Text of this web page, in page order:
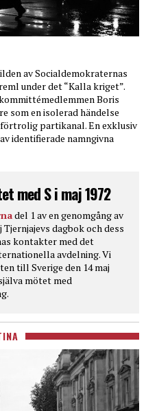
av Socialdemokraternas
under det “Kalla kriget”.
Boris
som en isolerad händelse
partikanal. En exklusiv
identifierade namngivna
med S i maj 1972
del 1 av en genomgång av
dagbok och dess
kontakter med det
avdelning. Vi
till Sverige den 14 maj
mötet med